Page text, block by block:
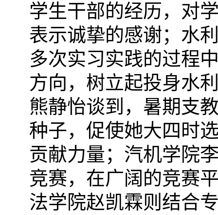
学生干部的经历，对
表示诚挚的感谢；水
多次实习实践的过程
方向，树立起投身水
熊静怡谈到，暑期支
种子，促使她大四时
贡献力量；汽机学院
竞赛，在广阔的竞赛
法学院赵凯霖则结合